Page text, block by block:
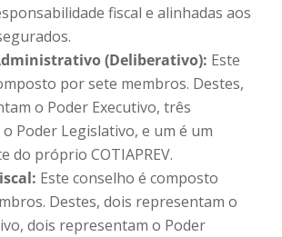
fiscal e alinhadas aos
(Deliberativo): Este
por sete membros. Destes,
o Poder Executivo, três
Poder Legislativo, e um é um
do próprio COTIAPREV.
Este conselho é composto
Destes, dois representam o
dois representam o Poder